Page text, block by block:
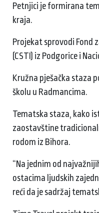
Petnjici je formirana
kraja.
Projekat sprovodi Fond
(CSTI) iz Podgorice i
Kružna pješačka staza
školu u Radmancima.
Tematska staza, kako
zaostavštine
rodom iz Bihora.
“Na jednim od
ostacima ljudskih
reći da je sadržaj